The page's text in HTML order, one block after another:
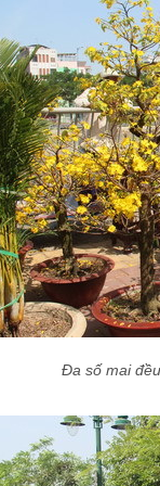
Đa số mai